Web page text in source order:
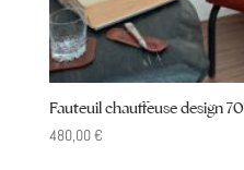
Fauteuil chauffeuse design 70
480,00€